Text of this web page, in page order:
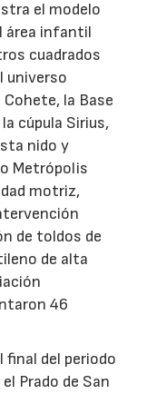
el modelo
área infantil
cuadrados
universo
la Base
cúpula Sirius,
nido y
Metrópolis
motriz,
de toldos de
de alta
46
final del periodo
Prado de San